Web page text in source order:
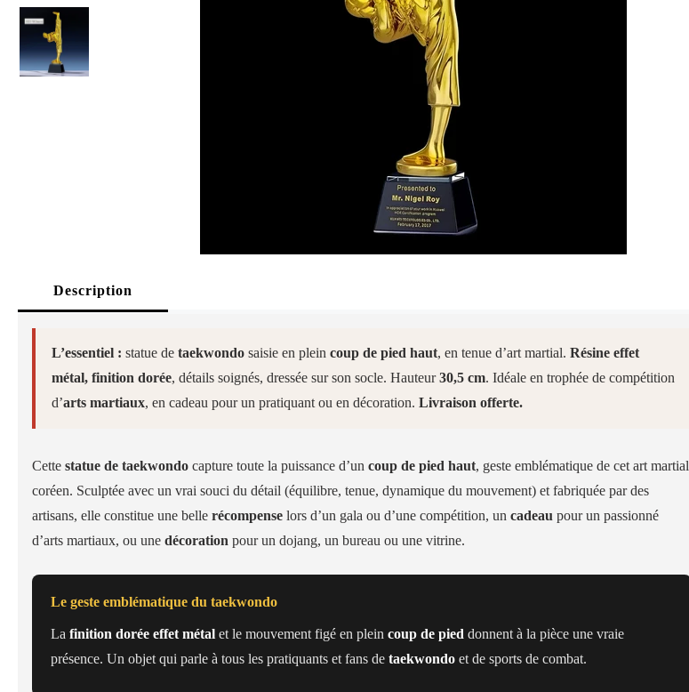
Description
L’essentiel : statue de taekwondosaisie en plein coup de pied haut, en tenue d’art martial. Résine effet
métal, finition dorée, détails soignés, dressée sur son socle. Hauteur30,5 cm. Idéale en trophée de compétition
d’arts martiaux, en cadeau pour un pratiquant ou en décoration. Livraison offerte.
Cette statue de taekwondo capture toute la puissance d’un coup de pied haut, geste emblématique de cet art martial
coréen. Sculptée avec un vrai souci du détail (équilibre, tenue, dynamique du mouvement) et fabriquée par des
artisans, elle constitue une belle récompense lors d’un gala ou d’une compétition, un cadeau pour un passionné
d’arts martiaux, ou une décoration pour un dojang, un bureau ou une vitrine.
Le geste emblématique du taekwondo
La finition dorée effet métalet le mouvement figé en plein coup de pied donnent à la pièce une vraie
présence. Un objet qui parle à tous les pratiquants et fans de taekwondoet de sports de combat.